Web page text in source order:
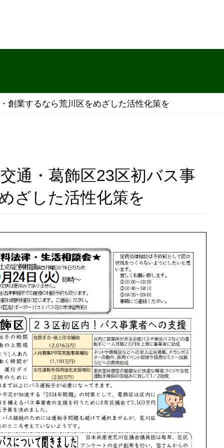
創業するなら荒川区をめざした活性化策を
ざした活性化策を